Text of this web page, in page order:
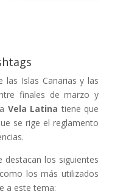
Islas Canarias y las
finales de marzo y
Vela Latina tiene que
se rige el reglamento
destacan los siguientes
los más utilizados
a este tema: